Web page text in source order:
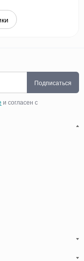
Подписаться
и согласен с